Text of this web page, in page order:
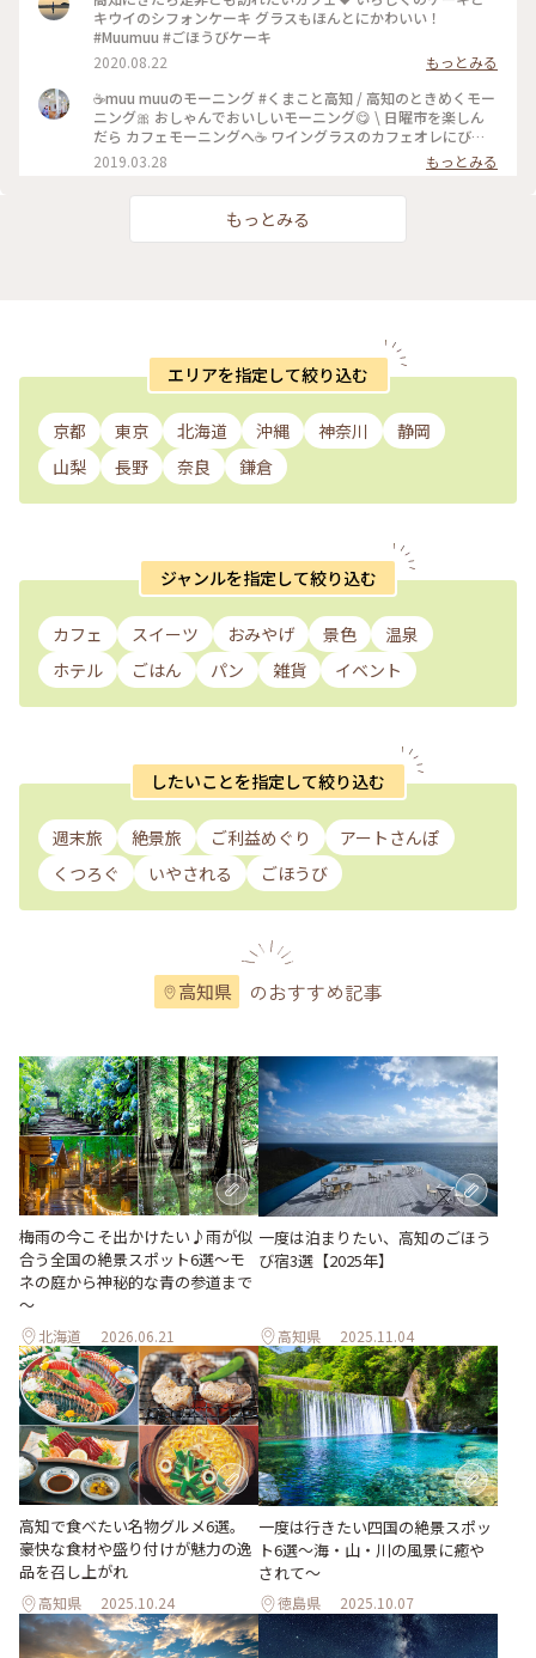
キウイのシフォンケーキ グラスもほんとにかわいい！
#Muumuu #ごほうびケーキ
2020.08.22
もっとみる
☕muu muuのモーニング #くまこと高知 / 高知のときめくモー
ニング🎀 おしゃんでおいしいモーニング😋 \ 日曜市を楽しん
だら カフェモーニングへ☕ ワイングラスのカフェオレにびっ
くり🍷 ステキすぎて大興奮🙌 #ことりっぷ高知 #お茶にしよ
う #高知 #高知旅 #高知旅行 #カフェ #クロックムッシュ #シュ
ークリーム #スープ #ピクルス #モーニング #muumuu #ムー
カフェオレ #ジェットスター #ジェットスターで高知 クロック
2019.03.28 もっとみる
もっとみる
エリアを指定して絞り込む
京都 東京 北海道 沖縄 神奈川
静岡
山梨
長野 奈良 鎌倉
ジャンルを指定して絞り込む
カフェ スイーツ おみやげ 景色
温泉
ホテル
ごはん パン 雑貨 イベント
したいことを指定して絞り込む
週末旅 絶景旅 ご利益めぐり
アートさんぽ
くつろぐ
いやされる ごほうび
高知県 のおすすめ記事
梅雨の今こそ出かけたい♪雨が似
合う全国の絶景スポット6選～モ
ネの庭から神秘的な青の参道まで
～
北海道 2026.06.21
一度は泊まりたい、高知のごほう
び宿3選【2025年】
高知県 2025.11.04
高知で食べたい名物グルメ6選。
豪快な食材や盛り付けが魅力の逸
品を召し上がれ
高知県 2025.10.24
一度は行きたい四国の絶景スポッ
ト6選〜海・山・川の風景に癒や
されて〜
徳島県 2025.10.07